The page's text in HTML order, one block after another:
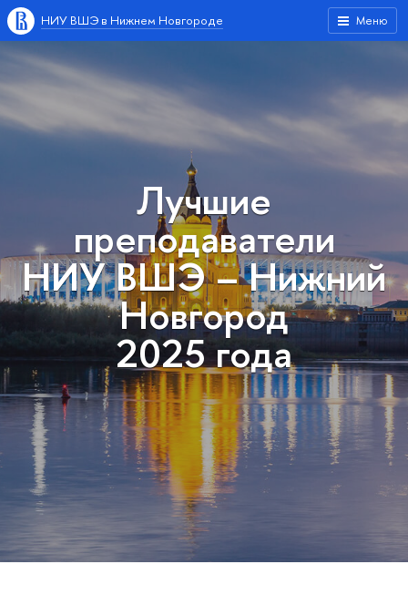
Меню
НИУ ВШЭ в Нижнем Новгороде
Лучшие
преподаватели
НИУ ВШЭ ‍– Нижний
Новгород
2025 года